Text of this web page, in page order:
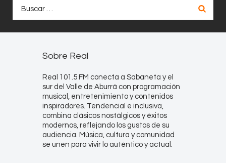
Sobre Real
Real 101.5 FM conecta a Sabaneta y el
sur del Valle de Aburrá con programación
musical, entretenimiento y contenidos
inspiradores. Tendencial e inclusiva,
combina clásicos nostálgicos y éxitos
modernos, reflejando los gustos de su
audiencia. Música, cultura y comunidad
se unen para vivir lo auténtico y actual.